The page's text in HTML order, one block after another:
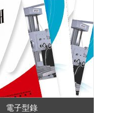
電子型錄